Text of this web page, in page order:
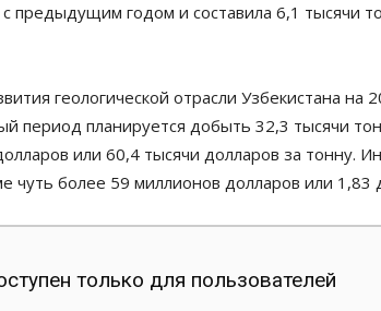
предыдущим годом и составила 6,1 тысячи
геологической отрасли Узбекистана на
период планируется добыть 32,3 тысячи
или 60,4 тысячи долларов за тонну.
чуть более 59 миллионов долларов или 1,83
только для пользователей